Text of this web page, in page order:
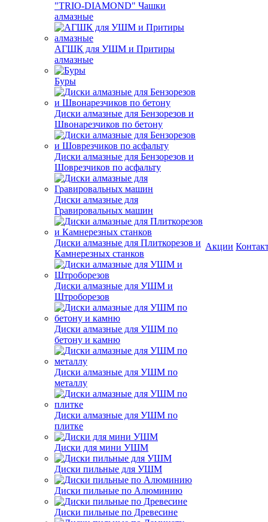
"TRIO-DIAMOND" Чашки
алмазные
АГШК для УШМ и Притиры
алмазные
Буры
Диски алмазные для Бензорезов и
Швонарезчиков по бетону
Диски алмазные для Бензорезов и
Шоврезчиков по асфальту
Диски алмазные для
Гравировальных машин
Диски алмазные для Плиткорезов и
Камнерезных станков
Диски алмазные для УШМ и
Штроборезов
Диски алмазные для УШМ по
бетону и камню
Диски алмазные для УШМ по
металлу
Диски алмазные для УШМ по
плитке
Диски для мини УШМ
Диски пильные для УШМ
Диски пильные по Алюминию
Диски пильные по Древесине
Акции